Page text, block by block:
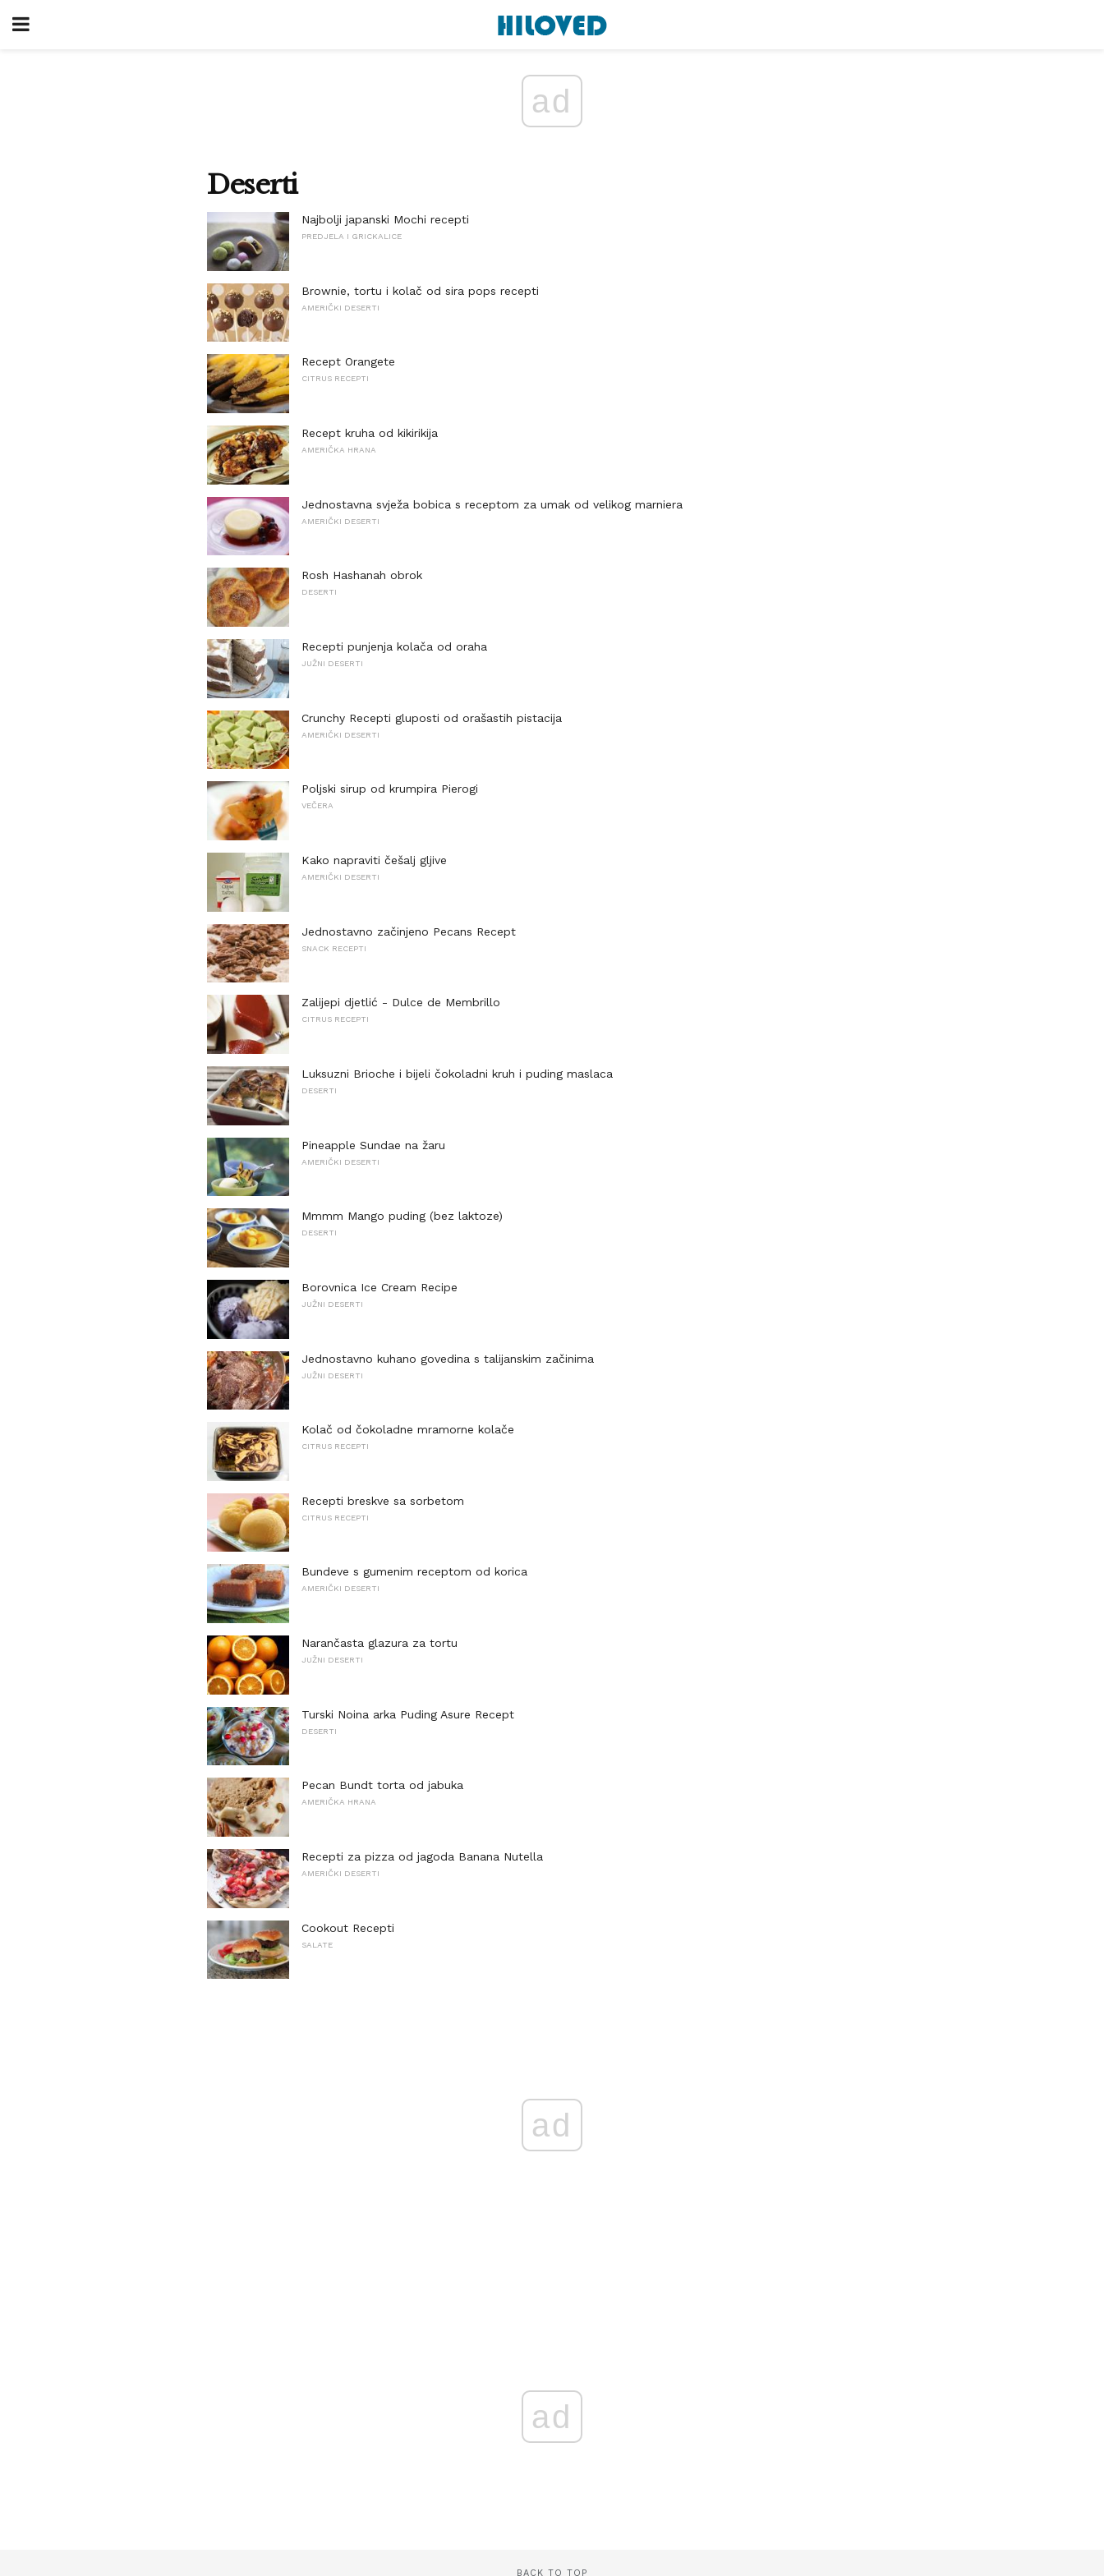
ad
Deserti
Najbolji japanski Mochi recepti
PREDJELA I GRICKALICE
Brownie, tortu i kolač od sira pops recepti
AMERIČKI DESERTI
Recept Orangete
CITRUS RECEPTI
Recept kruha od kikirikija
AMERIČKA HRANA
Jednostavna svježa bobica s receptom za umak od velikog marniera
AMERIČKI DESERTI
Rosh Hashanah obrok
DESERTI
Recepti punjenja kolača od oraha
JUŽNI DESERTI
Crunchy Recepti gluposti od orašastih pistacija
AMERIČKI DESERTI
Poljski sirup od krumpira Pierogi
VEČERA
Kako napraviti češalj gljive
AMERIČKI DESERTI
Jednostavno začinjeno Pecans Recept
SNACK RECEPTI
Zalijepi djetlić - Dulce de Membrillo
CITRUS RECEPTI
Luksuzni Brioche i bijeli čokoladni kruh i puding maslaca
DESERTI
Pineapple Sundae na žaru
AMERIČKI DESERTI
Mmmm Mango puding (bez laktoze)
DESERTI
Borovnica Ice Cream Recipe
JUŽNI DESERTI
Jednostavno kuhano govedina s talijanskim začinima
JUŽNI DESERTI
Kolač od čokoladne mramorne kolače
CITRUS RECEPTI
Recepti breskve sa sorbetom
CITRUS RECEPTI
Bundeve s gumenim receptom od korica
AMERIČKI DESERTI
Narančasta glazura za tortu
JUŽNI DESERTI
Turski Noina arka Puding Asure Recept
DESERTI
Pecan Bundt torta od jabuka
AMERIČKA HRANA
Recepti za pizza od jagoda Banana Nutella
AMERIČKI DESERTI
Cookout Recepti
SALATE
ad
ad
BACK TO TOP